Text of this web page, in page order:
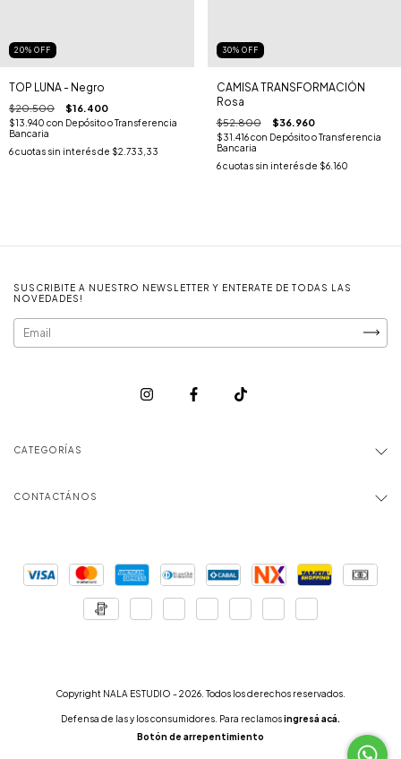
20% OFF
TOP LUNA - Negro
$20.500 $16.400
$13.940 con Depósito o Transferencia
Bancaria
6cuotas sin interés de $2.733,33
30% OFF
CAMISA TRANSFORMACIÓN
Rosa
$52.800 $36.960
$31.416con Depósito o Transferencia
Bancaria
6 cuotas sin interés de $6.160
SUSCRIBITE A NUESTRO NEWSLETTER Y ENTERATE DE TODAS LAS
NOVEDADES!
CATEGORÍAS
CONTACTÁNOS
Copyright NALA ESTUDIO - 2026. Todos los derechos reservados.
Defensa de las y los consumidores. Para reclamosingresá acá.
Botón de arrepentimiento